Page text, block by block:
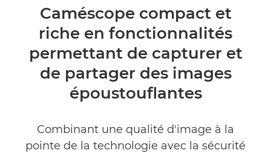
Présentation
Caractéristiques
Commentaires
Caméscope compact et
riche en fonctionnalités
permettant de capturer et
de partager des images
époustouflantes
Combinant une qualité d'image à la
pointe de la technologie avec la sécurité